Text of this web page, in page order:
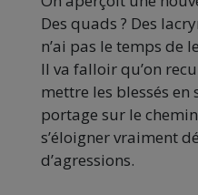
Des quads ? Des
n’ai pas le temps de
Il va falloir qu’on
mettre les blessés
portage sur le
s’éloigner vraiment
d’agressions.